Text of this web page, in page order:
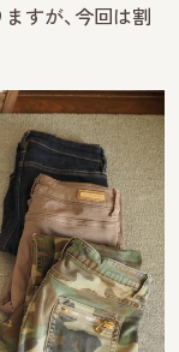
すが、今回は割